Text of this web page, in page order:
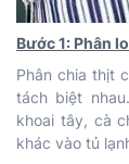
Bước 1: Phân
Phân chia thịt
tách biệt
khoai tây, cà
khác vào tủ